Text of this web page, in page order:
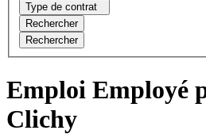
Type de contrat
Rechercher
Rechercher
Emploi Employé
Clichy